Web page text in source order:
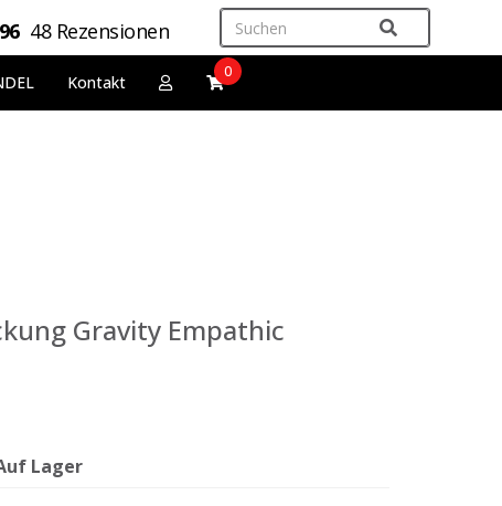
48 Rezensionen
Kontakt
0
Gravity Empathic
Lager